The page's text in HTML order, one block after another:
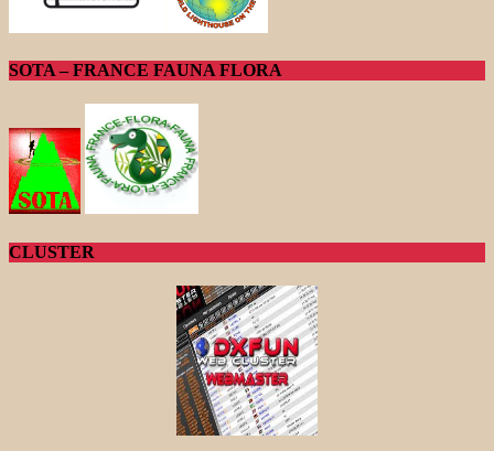
SOTA – FRANCE FAUNA FLORA
CLUSTER